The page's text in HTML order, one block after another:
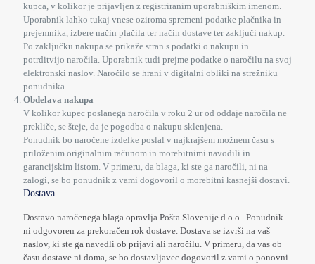
kupca, v kolikor je prijavljen z registriranim uporabniškim imenom.
Uporabnik lahko tukaj vnese oziroma spremeni podatke plačnika in
prejemnika, izbere način plačila ter način dostave ter zaključi nakup.
Po zaključku nakupa se prikaže stran s podatki o nakupu in
potrditvijo naročila. Uporabnik tudi prejme podatke o naročilu na svoj
elektronski naslov. Naročilo se hrani v digitalni obliki na strežniku
ponudnika.
Obdelava nakupa
V kolikor kupec poslanega naročila v roku 2 ur od oddaje naročila ne
prekliče, se šteje, da je pogodba o nakupu sklenjena.
Ponudnik bo naročene izdelke poslal v najkrajšem možnem času s
priloženim originalnim računom in morebitnimi navodili in
garancijskim listom. V primeru, da blaga, ki ste ga naročili, ni na
zalogi, se bo ponudnik z vami dogovoril o morebitni kasnejši dostavi.
Dostava
Dostavo naročenega blaga opravlja Pošta Slovenije d.o.o.. Ponudnik
ni odgovoren za prekoračen rok dostave. Dostava se izvrši na vaš
naslov, ki ste ga navedli ob prijavi ali naročilu. V primeru, da vas ob
času dostave ni doma, se bo dostavljavec dogovoril z vami o ponovni